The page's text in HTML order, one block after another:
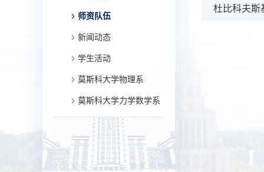
师资队伍
新闻动态
学生活动
莫斯科大学物理系
莫斯科大学力学数学系
杜比科夫斯